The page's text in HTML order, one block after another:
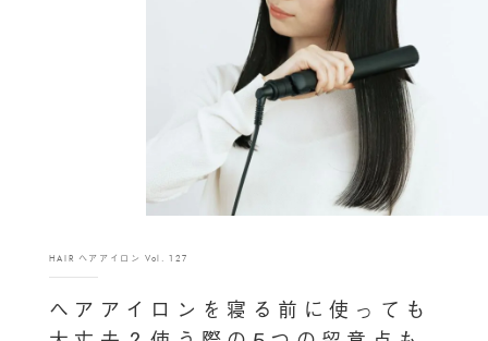
HAIR ヘアアイロン Vol. 127
ヘアアイロンを寝る前に使っても